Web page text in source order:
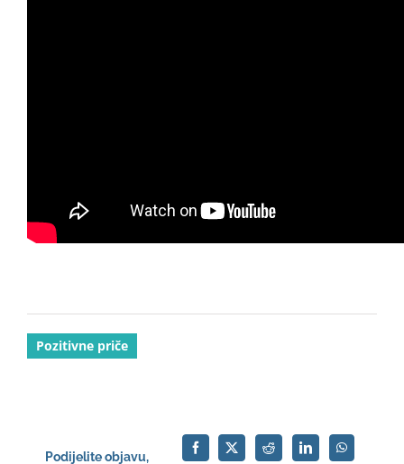
Pozitivne priče
Podijelite objavu,